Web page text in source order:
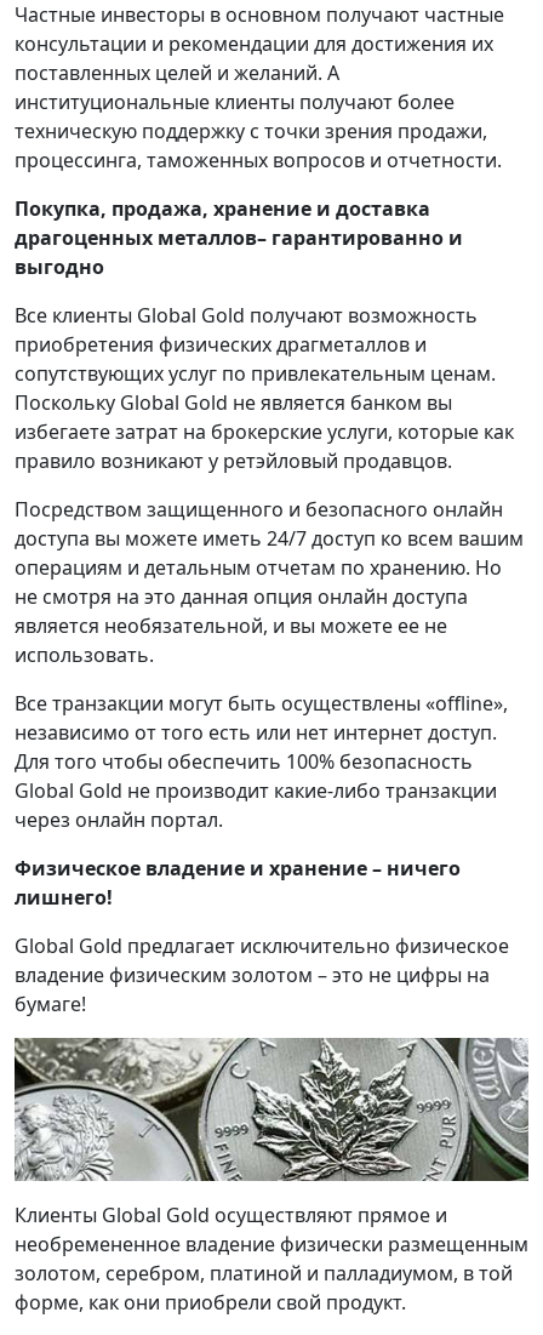
Частные инвесторы в основном получают частные
консультации и рекомендации для достижения их
поставленных целей и желаний. А
институциональные клиенты получают более
техническую поддержку с точки зрения продажи,
процессинга, таможенных вопросов и отчетности.
Покупка, продажа, хранение и доставка
драгоценных металлов– гарантированно и
выгодно
Все клиенты Global Gold получают возможность
приобретения физических драгметаллов и
сопутствующих услуг по привлекательным ценам.
Поскольку Global Gold не является банком вы
избегаете затрат на брокерские услуги, которые как
правило возникают у ретэйловый продавцов.
Посредством защищенного и безопасного онлайн
доступа вы можете иметь 24/7 доступ ко всем вашим
операциям и детальным отчетам по хранению. Но
не смотря на это данная опция онлайн доступа
является необязательной, и вы можете ее не
использовать.
Все транзакции могут быть осуществлены «offline»,
независимо от того есть или нет интернет доступ.
Для того чтобы обеспечить 100% безопасность
Global Gold не производит какие-либо транзакции
через онлайн портал.
Физическое владение и хранение – ничего
лишнего!
Global Gold предлагает исключительно физическое
владение физическим золотом – это не цифры на
бумаге!
Клиенты Global Gold осуществляют прямое и
необремененное владение физически размещенным
золотом, серебром, платиной и палладиумом, в той
форме, как они приобрели свой продукт.